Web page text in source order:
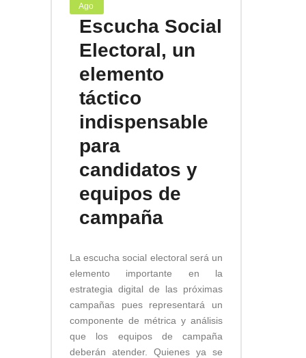
Ago
Escucha Social
Electoral, un
elemento
táctico
indispensable
para
candidatos y
equipos de
campaña
La escucha social electoral será un
elemento importante en la
estrategia digital de las próximas
campañas pues representará un
componente de métrica y análisis
que los equipos de campaña
deberán atender. Quienes ya se